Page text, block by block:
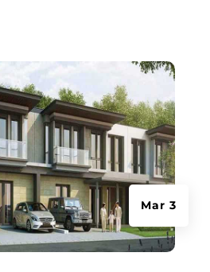
Mar 3